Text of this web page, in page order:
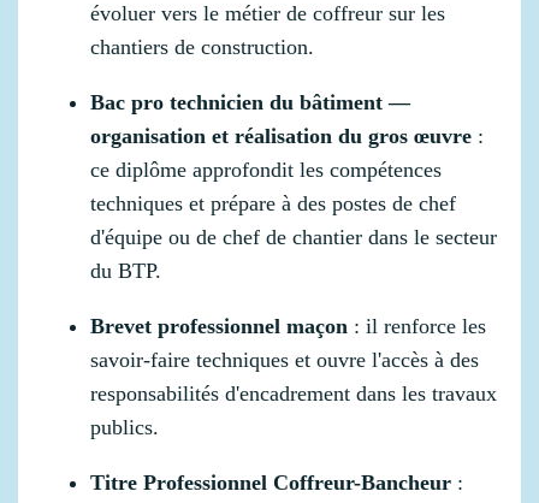
évoluer vers le métier de coffreur sur les
chantiers de construction.
Bac pro technicien du bâtiment —
organisation et réalisation du gros œuvre :
ce diplôme approfondit les compétences
techniques et prépare à des postes de chef
d'équipe ou de chef de chantier dans le secteur
du BTP.
Brevet professionnel maçon : il renforce les
savoir-faire techniques et ouvre l'accès à des
responsabilités d'encadrement dans les travaux
publics.
Titre Professionnel Coffreur-Bancheur :